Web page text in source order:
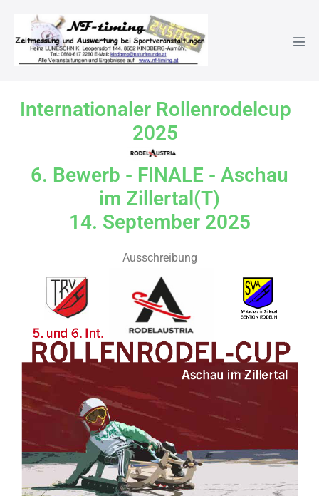
6. Bewerb – Aschau im
Internationaler Rollenrodelcup
2025
6. Bewerb - FINALE - Aschau
im Zillertal(T)
14. September 2025
Ausschreibung